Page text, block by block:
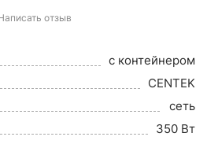
отзыв
с контейнером
CENTEK
сеть
350 Вт